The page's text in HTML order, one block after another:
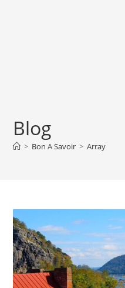
Blog
> Bon A Savoir > Array